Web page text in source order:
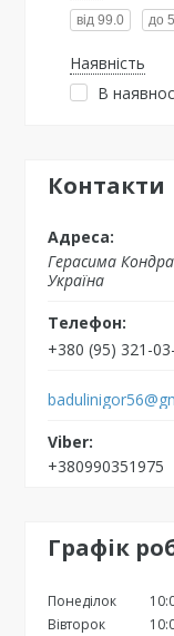
Наявність
В
Контакти
Герасима
Україна
+380 (95) 321-
+380990351975
Графік
Понеділок
Вівторок